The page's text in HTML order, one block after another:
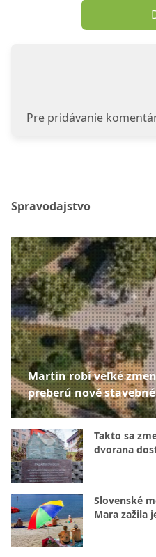
Pre pridávanie
Spravodajstvo
Martin robí veľké
preberú nové
Takto sa
dvorana
Slovenské
Mara zažila